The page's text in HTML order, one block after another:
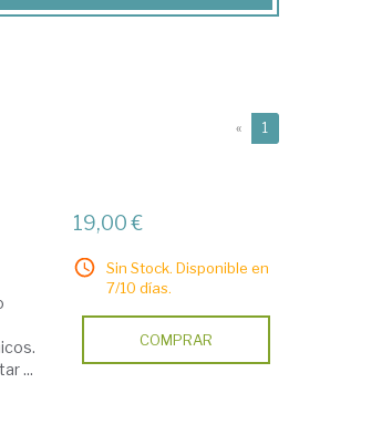
« 1
...
19,00 €
Sin Stock. Disponible en
7/10 días.
COMPRAR